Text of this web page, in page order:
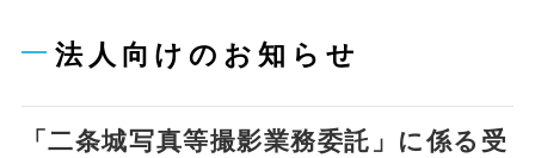
法人向けのお知らせ
「二条城写真等撮影業務委託」に係る受